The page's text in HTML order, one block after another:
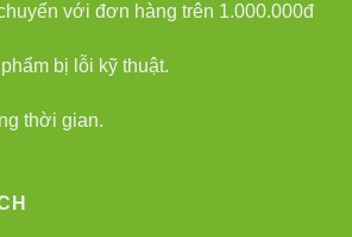
với đơn hàng trên 1.000.000đ
bị lỗi kỹ thuật.
thời gian.